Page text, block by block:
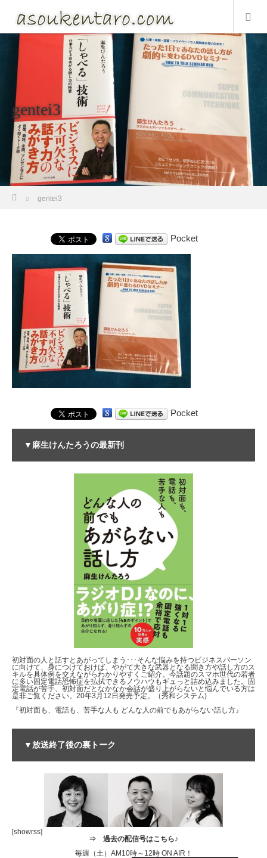
gentei3
gentei3
Pocket
Pocket
▼麻生けんたろうの最新刊
初対面の人と話すとあがってしまう･･･そんな悩みを持つビジネスパーソン
に向けて、身につけておけば、やがて大きな武器となる聞き方や話し方のス
キルを具体例を交えながらわかりやすくご紹介。今話題のスマホ世代の若者
に多い固定電話恐怖症を払拭できるノウハウもギュっと詰め込みました。固
定電話が苦手、初対面だとなかなか会話が盛り上がらないと悩んでいる方は
是非ご覧ください。20年3月12日発売予定。（秀和システム)
『初対面も、電話も、苦手な人も どんな人の前でもあがらない話し方』
▼放送終了後の裏トーク
[showrss]
⇒ 過去の配信号はこちら♪
毎週（土）AM10時～12時 ON AIR！